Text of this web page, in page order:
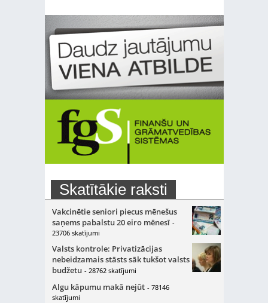
Skatītākie raksti
Vakcinētie seniori piecus mēnešus
saņems pabalstu 20 eiro mēnesī -
23706 skatījumi
Valsts kontrole: Privatizācijas
nebeidzamais stāsts sāk tukšot valsts
budžetu - 28762 skatījumi
Algu kāpumu makā nejūt - 78146
skatījumi